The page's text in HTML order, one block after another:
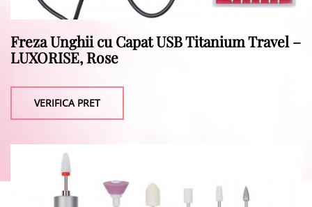
Freza Unghii cu Capat USB Titanium Travel –
LUXORISE, Rose
VERIFICA PRET